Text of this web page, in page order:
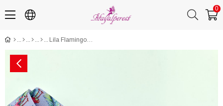
0
Lila Flamingo Baskıılı Grogren Kurdele 10 Mt